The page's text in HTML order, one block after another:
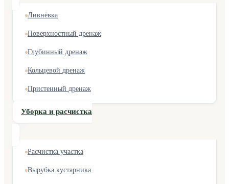
Ливнёвка
Поверхностный дренаж
Глубинный дренаж
Кольцевой дренаж
Пристенный дренаж
Уборка и расчистка
Расчистка участка
Вырубка кустарника